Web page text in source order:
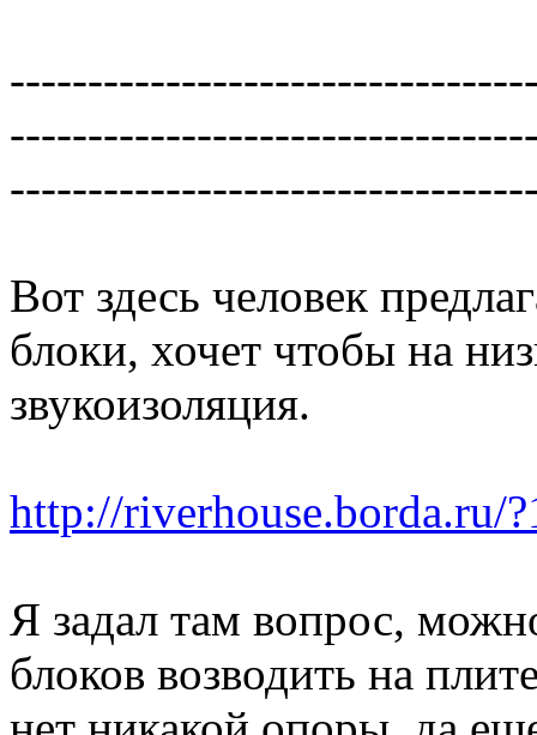
Вот здесь человек
блоки, хочет чтобы на
звукоизоляция.
http://riverhouse.borda.ru/
Я задал там вопрос,
блоков возводить на